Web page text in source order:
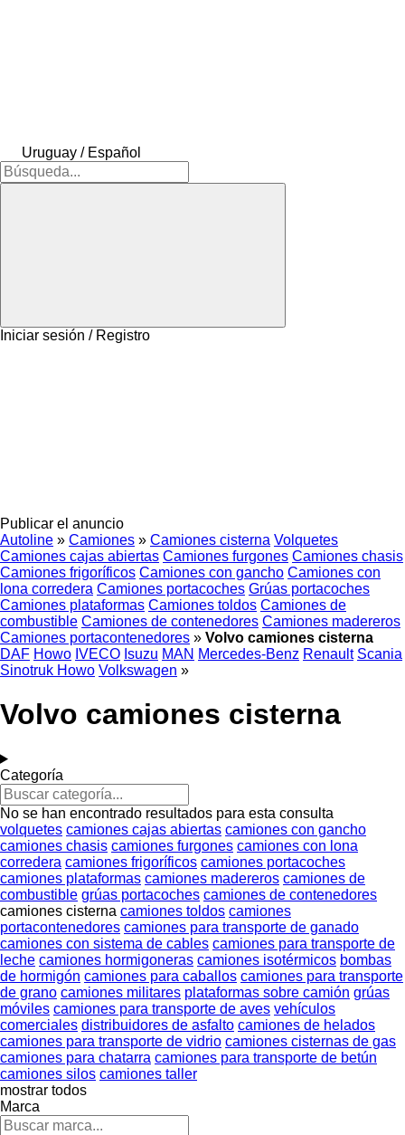
Uruguay / Español
Iniciar sesión / Registro
Publicar el anuncio
Autoline » Camiones » Camiones cisterna Volquetes
Camiones cajas abiertas Camiones furgones Camiones chasis
Camiones frigoríficos Camiones con gancho Camiones con
lona corredera Camiones portacoches Grúas portacoches
Camiones plataformas Camiones toldos Camiones de
combustible Camiones de contenedores Camiones madereros
Camiones portacontenedores » Volvo camiones cisterna
DAF Howo IVECO Isuzu MAN Mercedes-Benz Renault Scania
Sinotruk Howo Volkswagen »
Volvo camiones cisterna
Categoría
No se han encontrado resultados para esta consulta
volquetes camiones cajas abiertas camiones con gancho
camiones chasis camiones furgones camiones con lona
corredera camiones frigoríficos camiones portacoches
camiones plataformas camiones madereros camiones de
combustible grúas portacoches camiones de contenedores
camiones cisterna camiones toldos camiones
portacontenedores camiones para transporte de ganado
camiones con sistema de cables camiones para transporte de
leche camiones hormigoneras camiones isotérmicos bombas
de hormigón camiones para caballos camiones para transporte
de grano camiones militares plataformas sobre camión grúas
móviles camiones para transporte de aves vehículos
comerciales distribuidores de asfalto camiones de helados
camiones para transporte de vidrio camiones cisternas de gas
camiones para chatarra camiones para transporte de betún
camiones silos camiones taller
mostrar todos
Marca